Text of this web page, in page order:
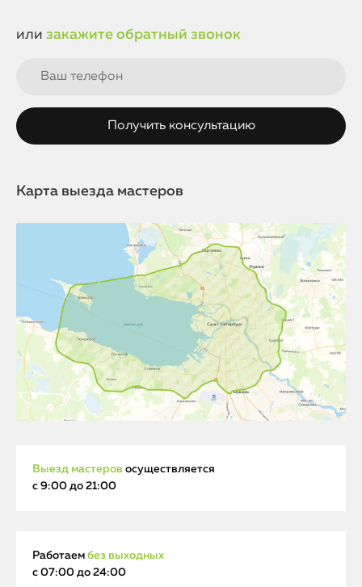
или закажите обратный звонок
Карта выезда мастеров
Выезд мастеров осуществляется
с 9:00 до 21:00
Работаем без выходных
с 07:00 до 24:00